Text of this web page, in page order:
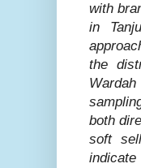
with
in
the
both
soft
indicate